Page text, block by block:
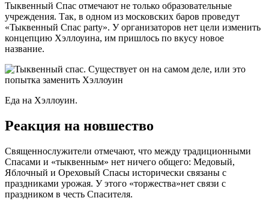
Тыквенный Спас отмечают не только образовательные
учреждения. Так, в одном из московских баров проведут
«Тыквенный Спас party». У организаторов нет цели изменить
концепцию Хэллоуина, им пришлось по вкусу новое
название.
Еда на Хэллоуин.
Реакция на новшество
Священнослужители отмечают, что между традиционными
Спасами и «тыквенным» нет ничего общего: Медовый,
Яблочный и Ореховый Спасы исторически связаны с
праздниками урожая. У этого «торжества»нет связи с
праздником в честь Спасителя.